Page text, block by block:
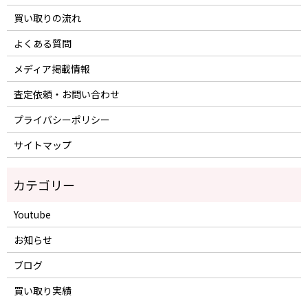
買い取りの流れ
よくある質問
メディア掲載情報
査定依頼・お問い合わせ
プライバシーポリシー
サイトマップ
Youtube
お知らせ
ブログ
買い取り実績